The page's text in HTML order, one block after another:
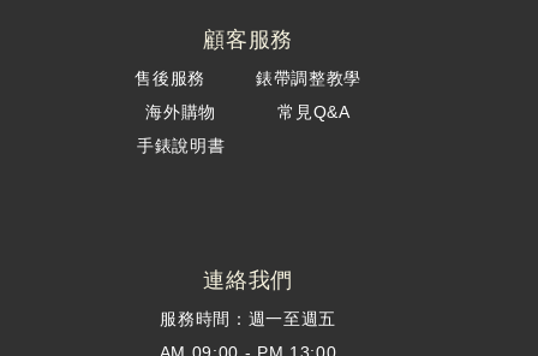
顧客服務
售後服務 錶帶調整教學
海外購物常見Q&A
手錶說明書
連絡我們
服務時間：週一至週五
AM 09:00 - PM 13:00